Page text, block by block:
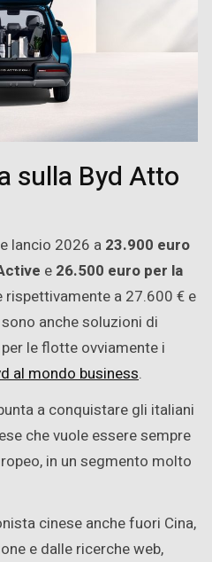
sulla Byd Atto
lancio 2026 a 23.900 euro
e 26.500 euro per la
a 27.600 € e
anche soluzioni di
le flotte ovviamente i
al mondo business.
a conquistare gli italiani
che vuole essere sempre
in un segmento molto
cinese anche fuori Cina,
e dalle ricerche web,